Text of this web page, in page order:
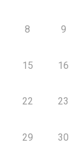
8 9
15 16
22 23
29 30